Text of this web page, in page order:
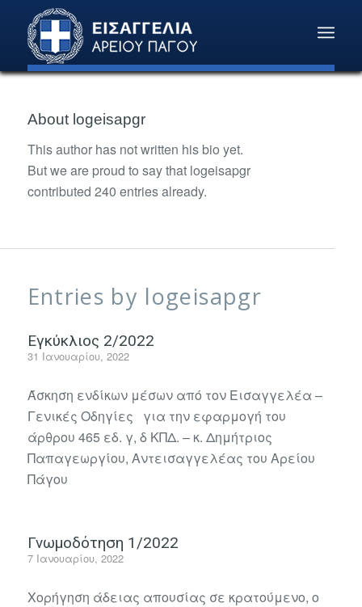
About logeisapgr
This author has not written his bio yet.
But we are proud to say that logeisapgr
contributed 240 entries already.
Entries by logeisapgr
Εγκύκλιος 2/2022
31 Ιανουαρίου, 2022
Άσκηση ενδίκων μέσων από τον Εισαγγελέα –
Γενικές Οδηγίες για την εφαρμογή του
άρθρου 465 εδ. γ, δ ΚΠΔ. – κ. Δημήτριος
Παπαγεωργίου, Αντεισαγγελέας του Αρείου
Πάγου
Γνωμοδότηση 1/2022
7 Ιανουαρίου, 2022
Χορήγηση άδειας απουσίας σε κρατούμενο, ο